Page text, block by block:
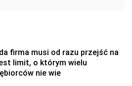
firma musi od razu przejść na
limit, o którym wielu
nie wie